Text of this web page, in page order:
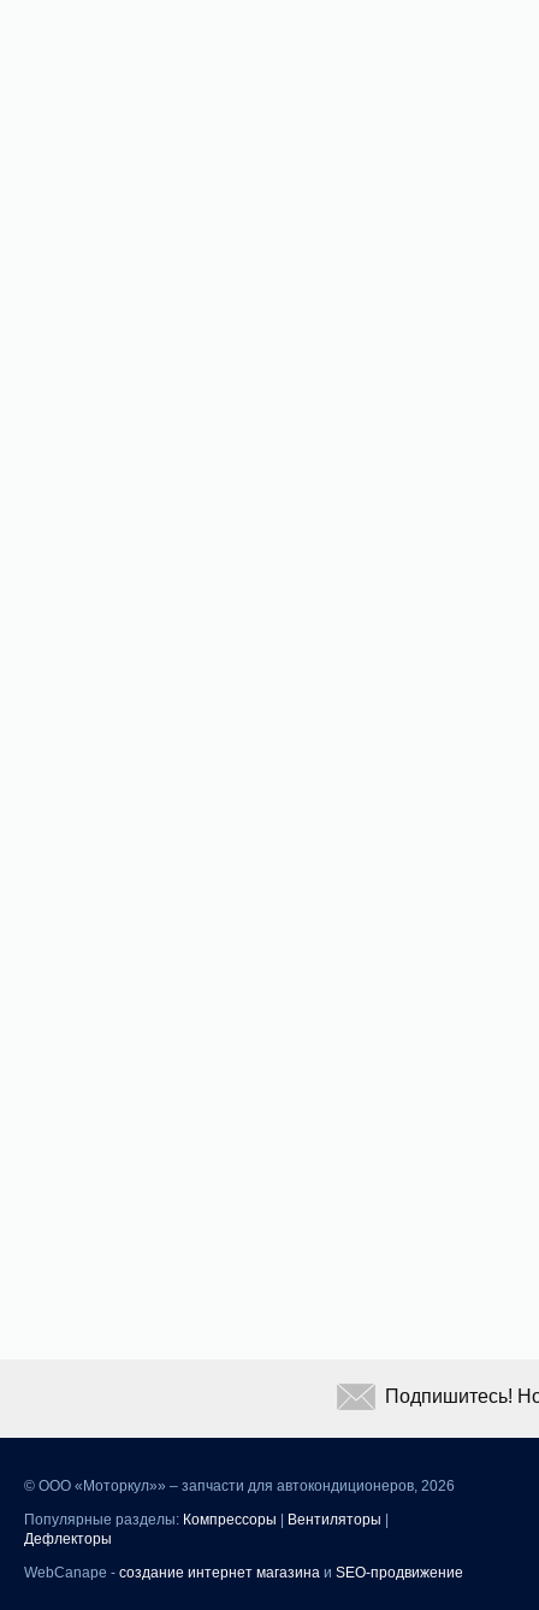
© ООО «Моторкул»» – запчасти для автокондиционеров, 2026
Популярные разделы: Компрессоры Вентиляторы
Дефлекторы
WebCanape - создание интернет магазина и SEO-продвижение
Подпишитесь!